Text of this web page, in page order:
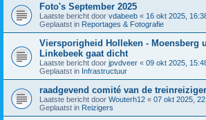
Foto's September 2025
Laatste bericht door vdabeeb « 16 okt 2025,
Geplaatst in Reportages & Fotografie
Viersporigheid Holleken - Moensberg
Linkebeek gaat dicht
Laatste bericht door jpvdveer « 09 okt 2025,
Geplaatst in Infrastructuur
raadgevend comité van de
Laatste bericht door Wouterh12 « 07 okt 2025,
Geplaatst in Reizigers